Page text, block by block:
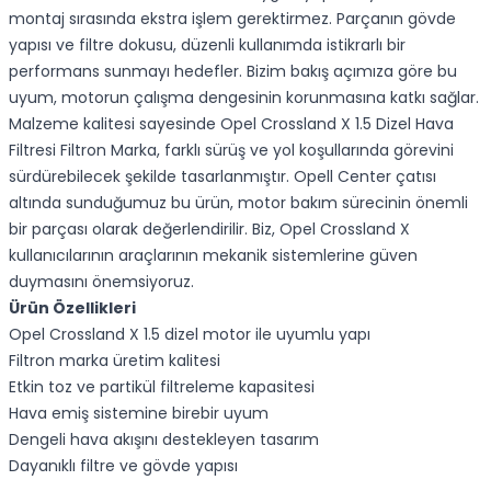
montaj sırasında ekstra işlem gerektirmez. Parçanın gövde
yapısı ve filtre dokusu, düzenli kullanımda istikrarlı bir
performans sunmayı hedefler. Bizim bakış açımıza göre bu
uyum, motorun çalışma dengesinin korunmasına katkı sağlar.
Malzeme kalitesi sayesinde Opel Crossland X 1.5 Dizel Hava
Filtresi Filtron Marka, farklı sürüş ve yol koşullarında görevini
sürdürebilecek şekilde tasarlanmıştır. Opell Center çatısı
altında sunduğumuz bu ürün, motor bakım sürecinin önemli
bir parçası olarak değerlendirilir. Biz, Opel Crossland X
kullanıcılarının araçlarının mekanik sistemlerine güven
duymasını önemsiyoruz.
Ürün Özellikleri
Opel Crossland X 1.5 dizel motor ile uyumlu yapı
Filtron marka üretim kalitesi
Etkin toz ve partikül filtreleme kapasitesi
Hava emiş sistemine birebir uyum
Dengeli hava akışını destekleyen tasarım
Dayanıklı filtre ve gövde yapısı